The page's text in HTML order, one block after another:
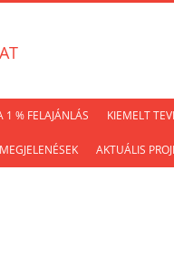
1 % FELAJÁNLÁS KIEMELT
AKTUÁLIS